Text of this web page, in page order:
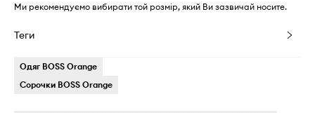
Ми рекомендуємо вибирати той розмір, який Ви зазвичай носите.
Теги
Одяг BOSS Orange
Сорочки BOSS Orange